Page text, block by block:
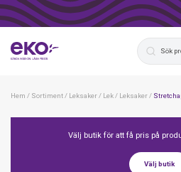
Hem / Sortiment/ Leksaker/ Lek/ Leksaker/
Välj butik för att få pris på
Välj butik